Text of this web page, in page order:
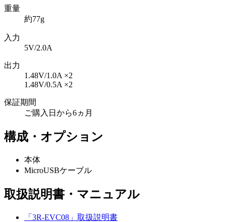
重量
約77g
入力
5V/2.0A
出力
1.48V/1.0A ×2
1.48V/0.5A ×2
保証期間
ご購入日から6ヵ月
構成・オプション
本体
MicroUSBケーブル
取扱説明書・マニュアル
「3R-EVC08」取扱説明書